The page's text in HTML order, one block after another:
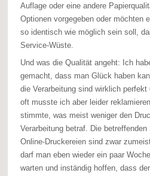
Auflage oder eine andere
Optionen vorgegeben oder möchten
so identisch wie möglich sein soll,
Service-Wüste.
Und was die Qualität angeht: Ich
gemacht, dass man Glück haben
die Verarbeitung sind wirklich
oft musste ich aber leider
stimmte, was meist weniger den
Verarbeitung betraf. Die
Online-Druckereien sind zwar
darf man eben wieder ein paar
warten und inständig hoffen, dass